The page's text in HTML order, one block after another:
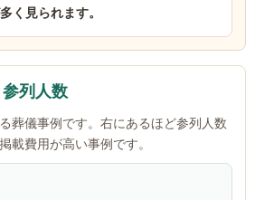
く見られます。
列人数
葬儀事例です。右にあるほど参列人数
載費用が高い事例です。